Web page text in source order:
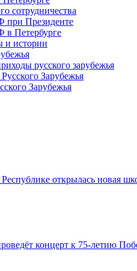
сотрудничества
при Президенте
в Петербурге
и истории
русского зарубежья
Зарубежья
Зарубежья
открылась новая
концерт к 75-летию